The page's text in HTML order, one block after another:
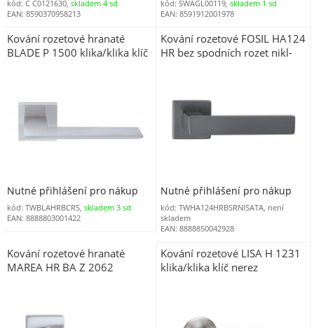
kód: C C0121630, skladem 4 sd
EAN: 8590370958213
kód: SWAGL00119,skladem 1 sd
EAN: 8591912001978
Kování rozetové hranaté
BLADE P 1500 klika/klika klíč
Nutné přihlášení pro nákup
kód: TWBLAHRBCRS, skladem 3 sd
EAN: 8888803001422
Kování rozetové FOSIL HA124
HR bez spodních rozet nikl-
Nutné přihlášení pro nákup
kód: TWHA124HRBSRNISATA, není
skladem
EAN: 8888850042928
Kování rozetové hranaté
MAREA HR BA Z 2062
Kování rozetové LISA H 1231
klika/klika klíč nerez